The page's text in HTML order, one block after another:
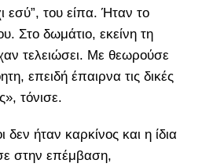
εσύ”, του είπα. Ήταν το
Στο δωμάτιο, εκείνη τη
τελειώσει. Με θεωρούσε
επειδή έπαιρνα τις δικές
τόνισε.
δεν ήταν καρκίνος και η ίδια
στην επέμβαση,